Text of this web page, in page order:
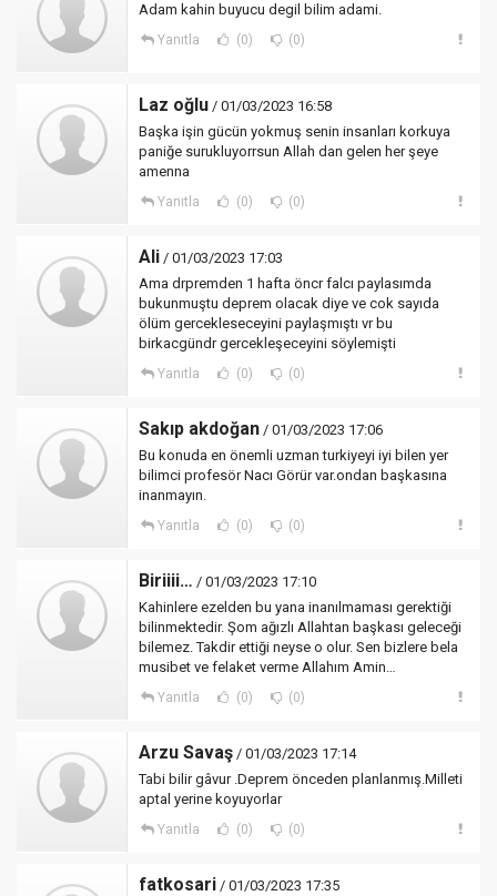
Adam kahin buyucu degil bilim adami.
Yanıtla (0) (0)
Laz oğlu / 01/03/2023 16:58
Başka işin gücün yokmuş senin insanları korkuya
paniğe surukluyorrsun Allah dan gelen her şeye
amenna
Yanıtla (0) (0)
Ali / 01/03/2023 17:03
Ama drpremden 1 hafta öncr falcı paylasımda
bukunmuştu deprem olacak diye ve cok sayıda
ölüm gercekleseceyini paylaşmıştı vr bu
birkacgündr gercekleşeceyini söylemişti
Yanıtla (0) (0)
Sakıp akdoğan / 01/03/2023 17:06
Bu konuda en önemli uzman turkiyeyi iyi bilen yer
bilimci profesör Nacı Görür var.ondan başkasına
inanmayın.
Yanıtla (0) (0)
Biriiii… / 01/03/2023 17:10
Kahinlere ezelden bu yana inanılmaması gerektiği
bilinmektedir. Şom ağızlı Allahtan başkası geleceği
bilemez. Takdir ettiği neyse o olur. Sen bizlere bela
musibet ve felaket verme Allahım Amin…
Yanıtla (0) (0)
Arzu Savaş / 01/03/2023 17:14
Tabi bilir gâvur .Deprem önceden planlanmış.Milleti
aptal yerine koyuyorlar
Yanıtla (0) (0)
fatkosari / 01/03/2023 17:35